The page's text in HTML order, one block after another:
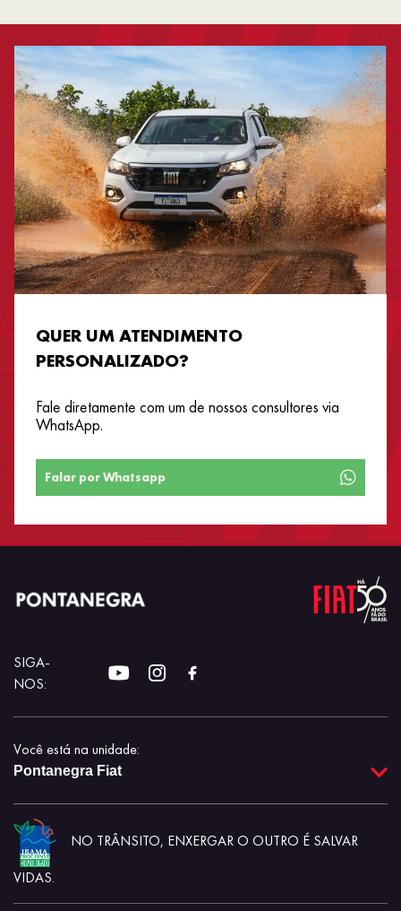
QUER UM ATENDIMENTO
PERSONALIZADO?
Fale diretamente com um de nossos consultores via
WhatsApp.
Falar por Whatsapp
SIGA-
NOS:
Você está na unidade:
Pontanegra Fiat
NO TRÂNSITO, ENXERGAR O OUTRO É SALVAR
VIDAS.